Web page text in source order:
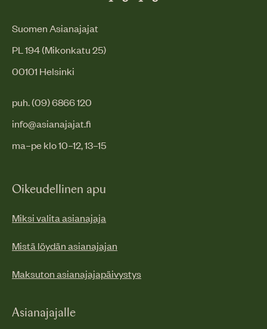
Suomen Asianajajat
PL 194 (Mikonkatu 25)
00101 Helsinki
puh. (09) 6866 120
info@asianajajat.fi
ma–pe klo 10–12, 13–15
Oikeudellinen apu
Miksi valita asianajaja
Mistä löydän asianajajan
Maksuton asianajajapäivystys
Asianajajalle